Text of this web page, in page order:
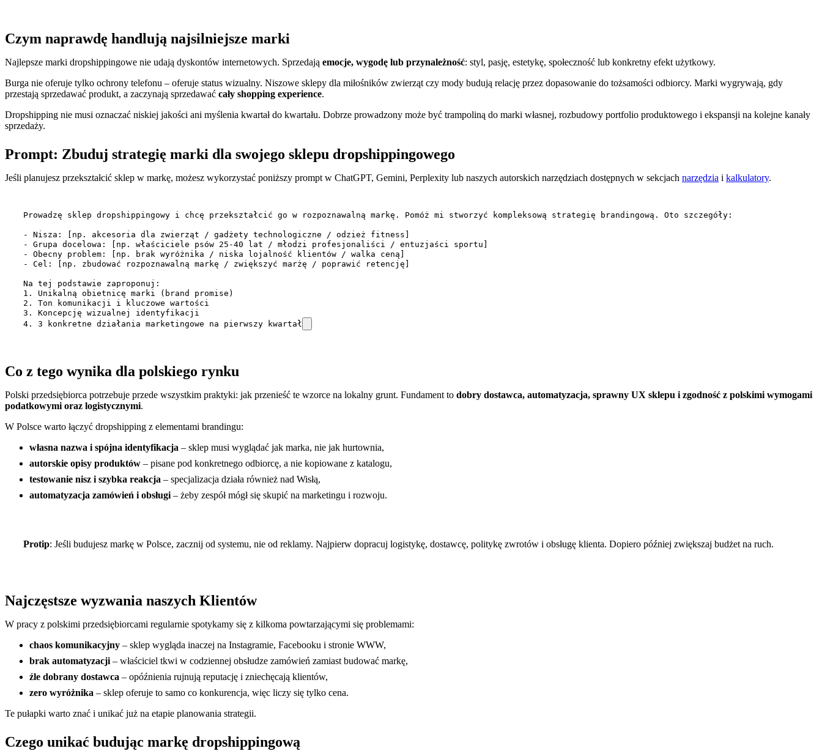
Czym naprawdę handlują najsilniejsze marki
Najlepsze marki dropshippingowe nie udają dyskontów internetowych. Sprzedają emocje, wygodę lub przynależność: styl, pasję, estetykę, społeczność lub konkretny efekt użytkowy.
Burga nie oferuje tylko ochrony telefonu – oferuje status wizualny. Niszowe sklepy dla miłośników zwierząt czy mody budują relację przez dopasowanie do tożsamości odbiorcy. Marki wygrywają, gdy
przestają sprzedawać produkt, a zaczynają sprzedawać cały shopping experience.
Dropshipping nie musi oznaczać niskiej jakości ani myślenia kwartał do kwartału. Dobrze prowadzony może być trampoliną do marki własnej, rozbudowy portfolio produktowego i ekspansji na kolejne kanały
sprzedaży.
Prompt: Zbuduj strategię marki dla swojego sklepu dropshippingowego
Jeśli planujesz przekształcić sklep w markę, możesz wykorzystać poniższy prompt w ChatGPT, Gemini, Perplexity lub naszych autorskich narzędziach dostępnych w sekcjach narzędzia i kalkulatory.
Prowadzę sklep dropshippingowy i chcę przekształcić go w rozpoznawalną markę. Pomóż mi stworzyć kompleksową strategię brandingową. Oto szczegóły:
- Nisza: [np. akcesoria dla zwierząt / gadżety technologiczne / odzież fitness]
- Grupa docelowa: [np. właściciele psów 25-40 lat / młodzi profesjonaliści / entuzjaści sportu]
- Obecny problem: [np. brak wyróżnika / niska lojalność klientów / walka ceną]
- Cel: [np. zbudować rozpoznawalną markę / zwiększyć marżę / poprawić retencję]
Na tej podstawie zaproponuj:
1. Unikalną obietnicę marki (brand promise)
2. Ton komunikacji i kluczowe wartości
3. Koncepcję wizualnej identyfikacji
4. 3 konkretne działania marketingowe na pierwszy kwartał
Co z tego wynika dla polskiego rynku
Polski przedsiębiorca potrzebuje przede wszystkim praktyki: jak przenieść te wzorce na lokalny grunt. Fundament to dobry dostawca, automatyzacja, sprawny UX sklepu i zgodność z polskimi wymogami
podatkowymi oraz logistycznymi.
W Polsce warto łączyć dropshipping z elementami brandingu:
własna nazwa i spójna identyfikacja – sklep musi wyglądać jak marka, nie jak hurtownia,
autorskie opisy produktów – pisane pod konkretnego odbiorcę, a nie kopiowane z katalogu,
testowanie nisz i szybka reakcja – specjalizacja działa również nad Wisłą,
automatyzacja zamówień i obsługi – żeby zespół mógł się skupić na marketingu i rozwoju.
Protip: Jeśli budujesz markę w Polsce, zacznij od systemu, nie od reklamy. Najpierw dopracuj logistykę, dostawcę, politykę zwrotów i obsługę klienta. Dopiero później zwiększaj budżet na ruch.
Najczęstsze wyzwania naszych Klientów
W pracy z polskimi przedsiębiorcami regularnie spotykamy się z kilkoma powtarzającymi się problemami:
chaos komunikacyjny – sklep wygląda inaczej na Instagramie, Facebooku i stronie WWW,
brak automatyzacji – właściciel tkwi w codziennej obsłudze zamówień zamiast budować markę,
źle dobrany dostawca – opóźnienia rujnują reputację i zniechęcają klientów,
zero wyróżnika – sklep oferuje to samo co konkurencja, więc liczy się tylko cena.
Te pułapki warto znać i unikać już na etapie planowania strategii.
Czego unikać budując markę dropshippingową